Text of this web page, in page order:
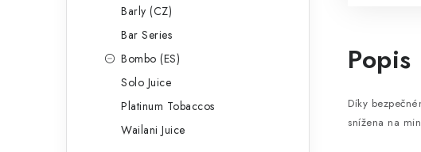
Barly (CZ)
Bar Series
Bombo (ES)
Solo Juice
Platinum Tobaccos
Wailani Juice
Díky
snížena na